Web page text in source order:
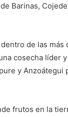
Barinas,
de las más
cosecha líder
y Anzoátegui
frutos en la